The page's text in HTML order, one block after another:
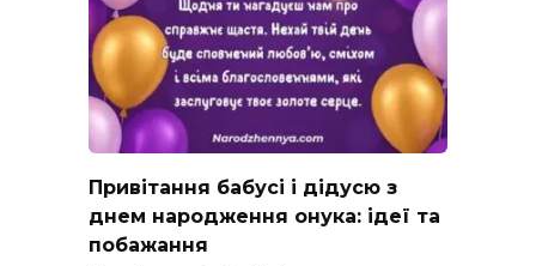
Привітання бабусі і дідусю з
днем народження онука: ідеї та
побажання